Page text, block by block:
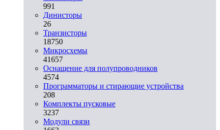
991
Динисторы
26
Транзисторы
18750
Микросхемы
41657
Оснащение для полупроводников
4574
Программаторы и стирающие устройства
208
Комплекты пусковые
3237
Модули связи